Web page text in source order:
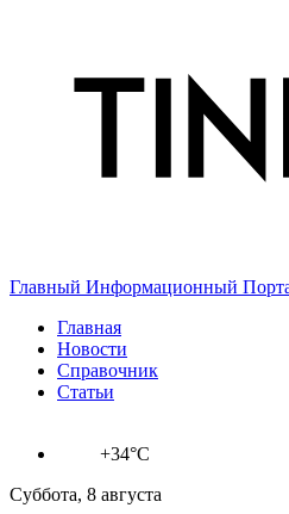
Главный Информационный
Главная
Новости
Справочник
Статьи
+34°C
Суббота, 8 августа